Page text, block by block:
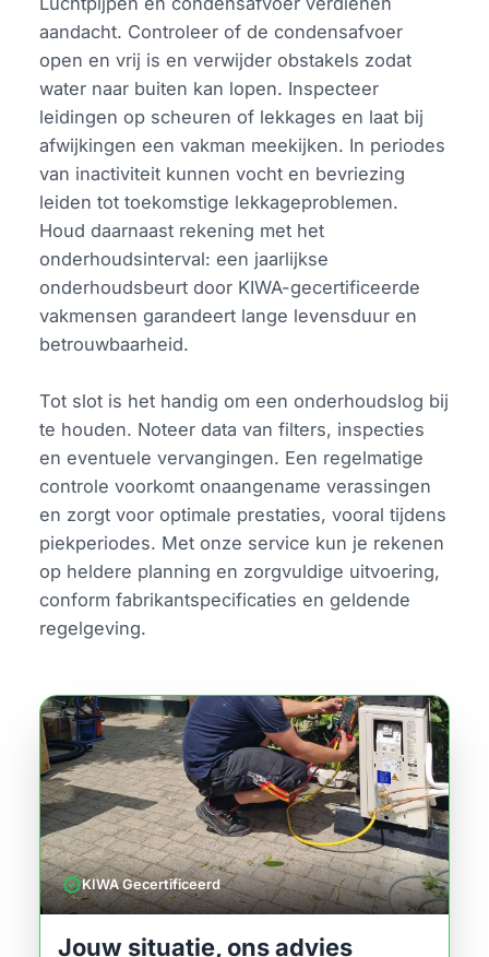
aandacht. Controleer of de condensafvoer
open en vrij is en verwijder obstakels zodat
water naar buiten kan lopen. Inspecteer
leidingen op scheuren of lekkages en laat bij
afwijkingen een vakman meekijken. In periodes
van inactiviteit kunnen vocht en bevriezing
leiden tot toekomstige lekkageproblemen.
Houd daarnaast rekening met het
onderhoudsinterval: een jaarlijkse
onderhoudsbeurt door KIWA-gecertificeerde
vakmensen garandeert lange levensduur en
betrouwbaarheid.
Tot slot is het handig om een onderhoudslog bij
te houden. Noteer data van filters, inspecties
en eventuele vervangingen. Een regelmatige
controle voorkomt onaangename verassingen
en zorgt voor optimale prestaties, vooral tijdens
piekperiodes. Met onze service kun je rekenen
op heldere planning en zorgvuldige uitvoering,
conform fabrikantspecificaties en geldende
regelgeving.
verifiedKIWA Gecertificeerd
Jouw situatie, ons advies